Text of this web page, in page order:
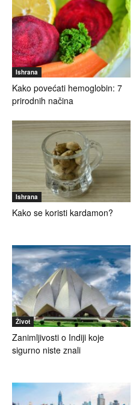
Ishrana
Kako povećati hemoglobin: 7
prirodnih načina
Ishrana
Kako se koristi kardamon?
Život
Zanimljivosti o Indiji koje
sigurno niste znali